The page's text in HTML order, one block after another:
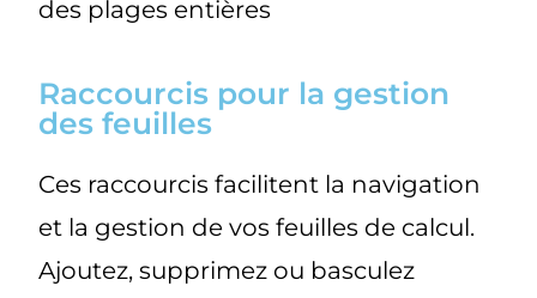
des plages entières
Raccourcis pour la gestion
des feuilles
Ces raccourcis facilitent la navigation
et la gestion de vos feuilles de calcul.
Ajoutez, supprimez ou basculez